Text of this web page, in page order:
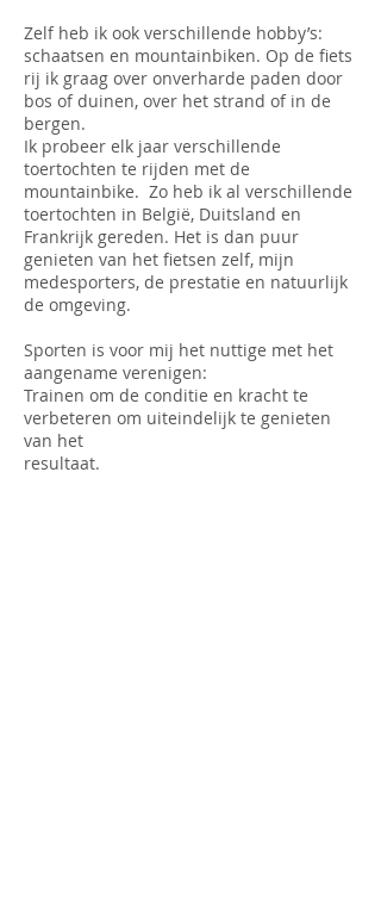
Zelf heb ik ook verschillende hobby’s:
schaatsen en mountainbiken. Op de fiets
rij ik graag over onverharde paden door
bos of duinen, over het strand of in de
bergen.
Ik probeer elk jaar verschillende
toertochten te rijden met de
mountainbike. Zo heb ik al verschillende
toertochten in België, Duitsland en
Frankrijk gereden. Het is dan puur
genieten van het fietsen zelf, mijn
medesporters, de prestatie en natuurlijk
de omgeving.
Sporten is voor mij het nuttige met het
aangename verenigen:
Trainen om de conditie en kracht te
verbeteren om uiteindelijk te genieten
van het
resultaat.